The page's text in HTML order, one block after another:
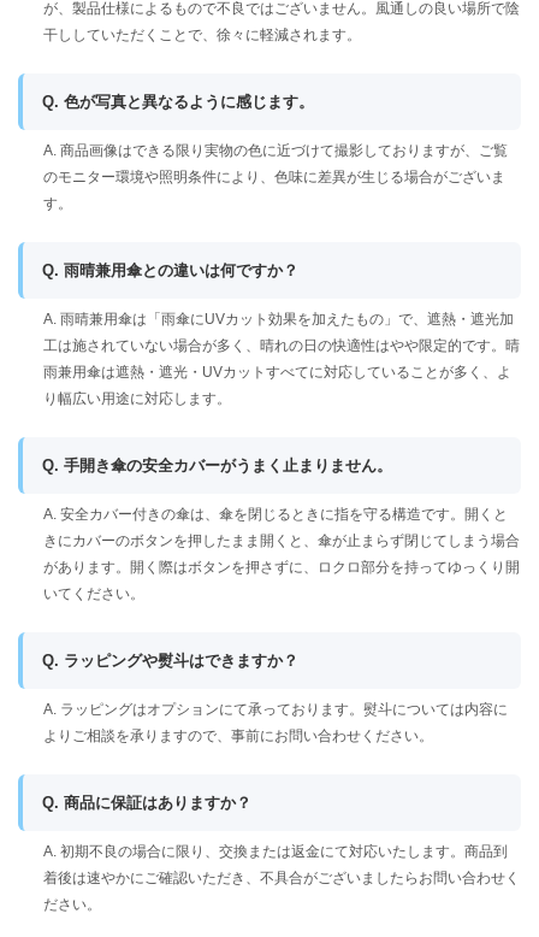
が、製品仕様によるもので不良ではございません。風通しの良い場所で陰
干ししていただくことで、徐々に軽減されます。
Q. 色が写真と異なるように感じます。
A. 商品画像はできる限り実物の色に近づけて撮影しておりますが、ご覧
のモニター環境や照明条件により、色味に差異が生じる場合がございま
す。
Q. 雨晴兼用傘との違いは何ですか？
A. 雨晴兼用傘は「雨傘にUVカット効果を加えたもの」で、遮熱・遮光加
工は施されていない場合が多く、晴れの日の快適性はやや限定的です。晴
雨兼用傘は遮熱・遮光・UVカットすべてに対応していることが多く、よ
り幅広い用途に対応します。
Q. 手開き傘の安全カバーがうまく止まりません。
A. 安全カバー付きの傘は、傘を閉じるときに指を守る構造です。開くと
きにカバーのボタンを押したまま開くと、傘が止まらず閉じてしまう場合
があります。開く際はボタンを押さずに、ロクロ部分を持ってゆっくり開
いてください。
Q. ラッピングや熨斗はできますか？
A. ラッピングはオプションにて承っております。熨斗については内容に
よりご相談を承りますので、事前にお問い合わせください。
Q. 商品に保証はありますか？
A. 初期不良の場合に限り、交換または返金にて対応いたします。商品到
着後は速やかにご確認いただき、不具合がございましたらお問い合わせく
ださい。